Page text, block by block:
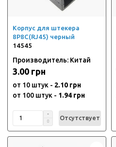
Корпус для штекера
8P8C(RJ45) черный
14545
Производитель: Китай
3.00 грн
от 10 штук - 2.10 грн
от 100 штук - 1.94 грн
Отсутствует